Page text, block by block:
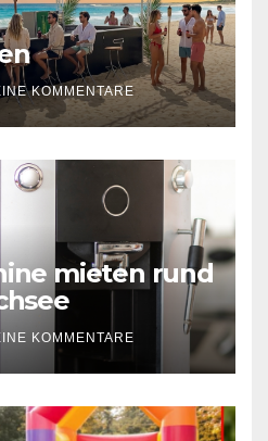
KOMMENTARE
mieten rund
KOMMENTARE